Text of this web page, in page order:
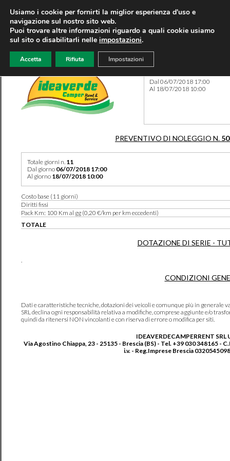
Dal 06/07/2018 17:00
Al 18/07/2018 10:00
PREVENTIVO DI NOLEGGIO N.
Totale giorni n. 11
Dal giorno 06/07/2018 17:00
Al giorno 18/07/2018 10:00
Costo base (11 giorni)
Diritti fissi
Pack Km: 100 Km al gg (0,20 €/km per km eccedenti)
TOTALE
DOTAZIONE DI SERIE -
.
CONDIZIONI
Dati e caratteristiche tecniche, dotazioni dei veicoli e comunque più in generale
SRL declina ogni responsabilità relativa a modifiche, comprese aggiunte e/o
quindi da ritenersi NON vincolanti e con riserva di errore o modifica per siti.
IDEAVERDECAMPERRENT SRL
Via Agostino Chiappa, 23 - 25135 - Brescia (BS) - Tel. +39 030 348165 -
i.v. - Reg.Imprese Brescia
Usiamo i cookie per fornirti la miglior esperienza d'uso e
navigazione sul nostro sito web.
Puoi trovare altre informazioni riguardo a quali cookie usiamo
sul sito o disabilitarli nelle impostazioni.
Accetta Rifiuta Impostazioni